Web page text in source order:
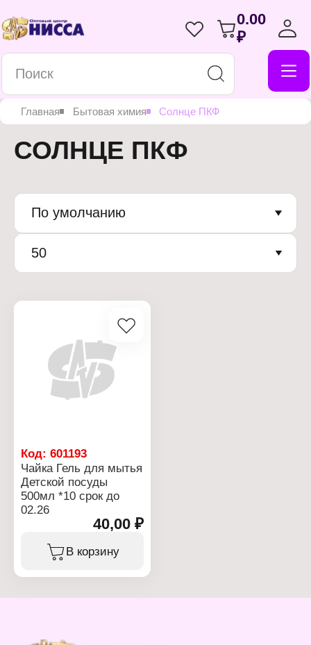
0.00
₽
Главная Бытовая химия Солнце ПКФ
СОЛНЦЕ ПКФ
По умолчанию
50
Код: 601193
Чайка Гель для мытья
Детской посуды
500мл *10 срок до
02.26
40,00 ₽
В корзину